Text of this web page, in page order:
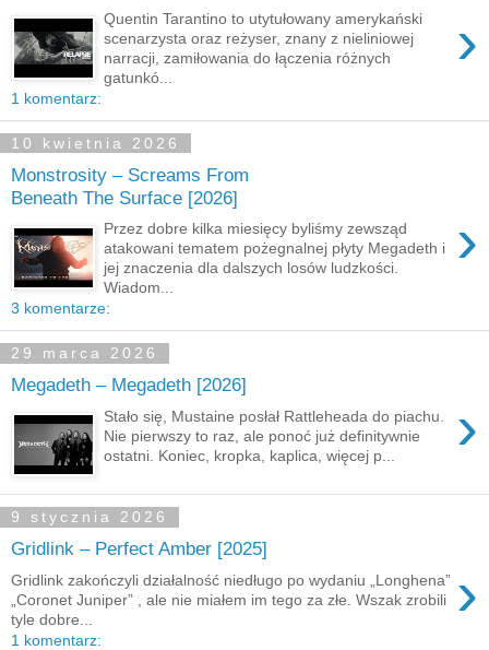
›
Quentin Tarantino to utytułowany amerykański
scenarzysta oraz reżyser, znany z nieliniowej
narracji, zamiłowania do łączenia różnych
gatunkó...
1 komentarz:
10 kwietnia 2026
Monstrosity – Screams From
Beneath The Surface [2026]
›
Przez dobre kilka miesięcy byliśmy zewsząd
atakowani tematem pożegnalnej płyty Megadeth i
jej znaczenia dla dalszych losów ludzkości.
Wiadom...
3 komentarze:
29 marca 2026
Megadeth – Megadeth [2026]
›
Stało się, Mustaine posłał Rattleheada do piachu.
Nie pierwszy to raz, ale ponoć już definitywnie
ostatni. Koniec, kropka, kaplica, więcej p...
9 stycznia 2026
Gridlink – Perfect Amber [2025]
›
Gridlink zakończyli działalność niedługo po wydaniu „Longhena”
„Coronet Juniper” , ale nie miałem im tego za złe. Wszak zrobili
tyle dobre...
1 komentarz: